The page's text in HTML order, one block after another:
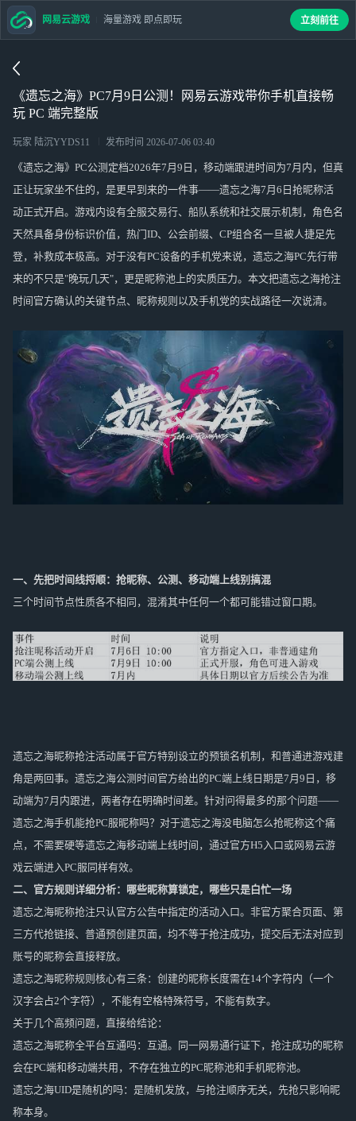
《遗忘之海》PC7月9日公测！网易云游戏带你手机直接畅
玩 PC 端完整版
玩家 陆沉YYDS11 发布时间 2026-07-06 03:40
《遗忘之海》PC公测定档2026年7月9日，移动端跟进时间为7月内，但真
正让玩家坐不住的，是更早到来的一件事——遗忘之海7月6日抢昵称活
动正式开启。游戏内设有全服交易行、船队系统和社交展示机制，角色名
天然具备身份标识价值，热门ID、公会前缀、CP组合名一旦被人捷足先
登，补救成本极高。对于没有PC设备的手机党来说，遗忘之海PC先行带
来的不只是"晚玩几天"，更是昵称池上的实质压力。本文把遗忘之海抢注
时间官方确认的关键节点、昵称规则以及手机党的实战路径一次说清。
一、先把时间线捋顺：抢昵称、公测、移动端上线别搞混
三个时间节点性质各不相同，混淆其中任何一个都可能错过窗口期。
遗忘之海昵称抢注活动属于官方特别设立的预锁名机制，和普通进游戏建
角是两回事。遗忘之海公测时间官方给出的PC端上线日期是7月9日，移
动端为7月内跟进，两者存在明确时间差。针对问得最多的那个问题——
遗忘之海手机能抢PC服昵称吗？对于遗忘之海没电脑怎么抢昵称这个痛
点，不需要硬等遗忘之海移动端上线时间，通过官方H5入口或网易云游
戏云端进入PC服同样有效。
二、官方规则详细分析：哪些昵称算锁定，哪些只是白忙一场
遗忘之海昵称抢注只认官方公告中指定的活动入口。非官方聚合页面、第
三方代抢链接、普通预创建页面，均不等于抢注成功，提交后无法对应到
账号的昵称会直接释放。
遗忘之海昵称规则核心有三条：创建的昵称长度需在14个字符内（一个
汉字会占2个字符），不能有空格特殊符号，不能有数字。
关于几个高频问题，直接给结论：
遗忘之海昵称全平台互通吗：互通。同一网易通行证下，抢注成功的昵称
会在PC端和移动端共用，不存在独立的PC昵称池和手机昵称池。
遗忘之海UID是随机的吗：是随机发放，与抢注顺序无关，先抢只影响昵
称本身。
网易云游戏 海量游戏 即点即玩 立刻前往